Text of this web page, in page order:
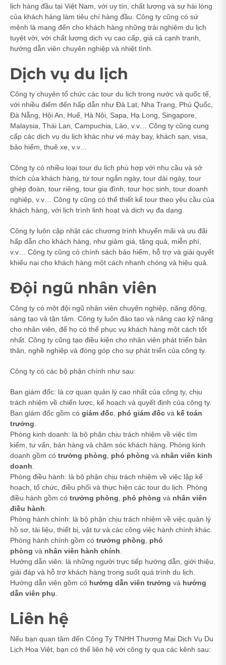
lịch hàng đầu tại Việt Nam, với uy tín, chất lượng và sự hài lòng
của khách hàng làm tiêu chí hàng đầu. Công ty cũng có sứ
mệnh là mang đến cho khách hàng những trải nghiệm du lịch
tuyệt vời, với chất lượng dịch vụ cao cấp, giá cả cạnh tranh,
hướng dẫn viên chuyên nghiệp và nhiệt tình.
Dịch vụ du lịch
Công ty chuyên tổ chức các tour du lịch trong nước và quốc tế,
với nhiều điểm đến hấp dẫn như Đà Lạt, Nha Trang, Phú Quốc,
Đà Nẵng, Hội An, Huế, Hà Nội, Sapa, Hạ Long, Singapore,
Malaysia, Thái Lan, Campuchia, Lào, v.v… Công ty cũng cung
cấp các dịch vụ du lịch khác như vé máy bay, khách sạn, visa,
bảo hiểm, thuê xe, v.v…
Công ty có nhiều loại tour du lịch phù hợp với nhu cầu và sở
thích của khách hàng, từ tour ngắn ngày, tour dài ngày, tour
ghép đoàn, tour riêng, tour gia đình, tour học sinh, tour doanh
nghiệp, v.v… Công ty cũng có thể thiết kế tour theo yêu cầu của
khách hàng, với lịch trình linh hoạt và dịch vụ đa dạng.
Công ty luôn cập nhật các chương trình khuyến mãi và ưu đãi
hấp dẫn cho khách hàng, như giảm giá, tặng quà, miễn phí,
v.v… Công ty cũng có chính sách bảo hiểm, hỗ trợ và giải quyết
khiếu nại cho khách hàng một cách nhanh chóng và hiệu quả.
Đội ngũ nhân viên
Công ty có một đội ngũ nhân viên chuyên nghiệp, năng động,
sáng tạo và tận tâm. Công ty luôn đào tạo và nâng cao kỹ năng
cho nhân viên, để họ có thể phục vụ khách hàng một cách tốt
nhất. Công ty cũng tạo điều kiện cho nhân viên phát triển bản
thân, nghề nghiệp và đóng góp cho sự phát triển của công ty.
Công ty có các bộ phận chính như sau:
Ban giám đốc: là cơ quan quản lý cao nhất của công ty, chịu
trách nhiệm về chiến lược, kế hoạch và quyết định của công ty.
Ban giám đốc gồm có giám đốc phó giám đốc và kế toán
trưởng
Phòng kinh doanh: là bộ phận chịu trách nhiệm về việc tìm
kiếm, tư vấn, bán hàng và chăm sóc khách hàng. Phòng kinh
doanh gồm có trưởng phòng phó phòng và nhân viên kinh
doanh
Phòng điều hành: là bộ phận chịu trách nhiệm về việc lập kế
hoạch, tổ chức, điều phối và thực hiện các tour du lịch. Phòng
điều hành gồm có trưởng phòng phó phòng và nhân viên
điều hành
Phòng hành chính: là bộ phận chịu trách nhiệm về việc quản lý
hồ sơ, tài liệu, thiết bị, vật tư và các công việc hành chính khác.
Phòng hành chính gồm có trưởng phòng
phó
phòng và nhân viên hành chính
Hướng dẫn viên: là những người trực tiếp hướng dẫn, giới thiệu,
giải đáp và hỗ trợ khách hàng trong suốt quá trình du lịch.
Hướng dẫn viên gồm có hướng dẫn viên trưởng và hướng
dẫn viên phụ
Liên hệ
Nếu bạn quan tâm đến Công Ty TNHH Thương Mại Dịch Vụ Du
Lịch Hoa Việt, bạn có thể liên hệ với công ty qua các kênh sau: